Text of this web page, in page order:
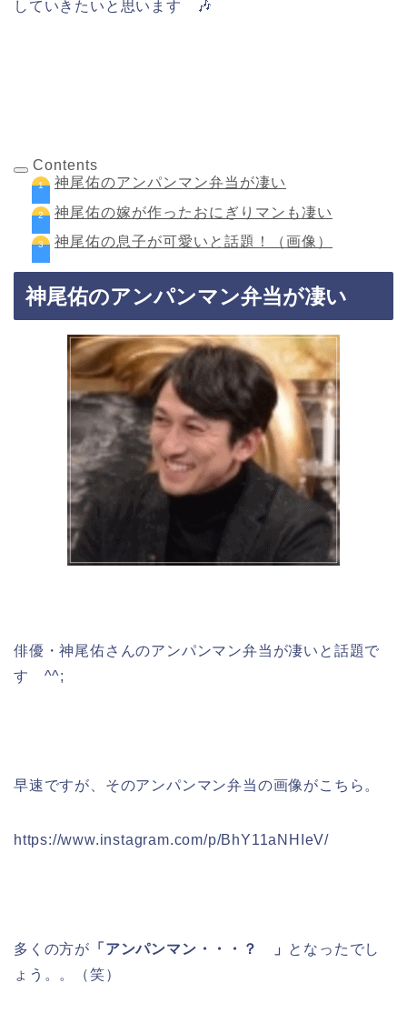
していきたいと思います 🎶
Contents
神尾佑のアンパンマン弁当が凄い
神尾佑の嫁が作ったおにぎりマンも凄い
神尾佑の息子が可愛いと話題！（画像）
神尾佑のアンパンマン弁当が凄い
俳優・神尾佑さんのアンパンマン弁当が凄いと話題で
す ^^;
早速ですが、そのアンパンマン弁当の画像がこちら。
https://www.instagram.com/p/BhY11aNHIeV/
多くの方が 「アンパンマン・・・？ 」 となったでし
ょう。。（笑）